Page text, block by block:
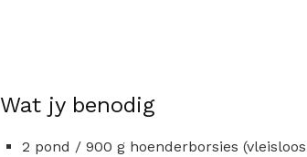
Wat jy benodig
2 pond / 900 g hoenderborsies